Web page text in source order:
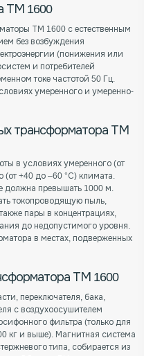
ТМ 1600
ТМ 1600 с естественным
без возбуждения
(понижения или
и потребителей
токе частотой 50 Гц.
умеренного и умеренно-
трансформатора ТМ
в условиях умеренного (от
+40 до –60 °С) климата.
должна превышать 1000 м.
токопроводящую пыль,
пары в концентрациях,
до недопустимого уровня.
в местах, подверженных
ТМ 1600
переключателя, бака,
с воздухоосушителем
фильтра (только для
кг и выше). Магнитная система
типа, собирается из